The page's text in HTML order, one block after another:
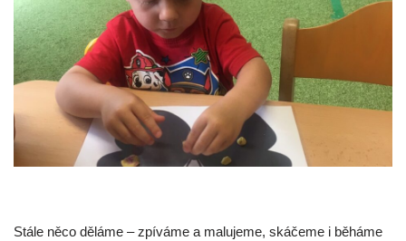
Stále něco děláme – zpíváme a malujeme, skáčeme i běháme